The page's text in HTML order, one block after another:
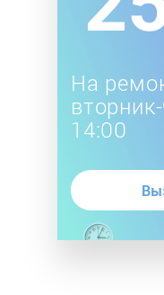
На
14:00